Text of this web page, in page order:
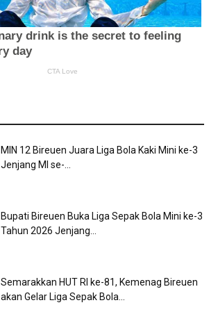
MIN 12 Bireuen Juara Liga Bola Kaki Mini ke-3
Jenjang MI se-...
Bupati Bireuen Buka Liga Sepak Bola Mini ke-3
Tahun 2026 Jenjang...
Semarakkan HUT RI ke-81, Kemenag Bireuen
akan Gelar Liga Sepak Bola...